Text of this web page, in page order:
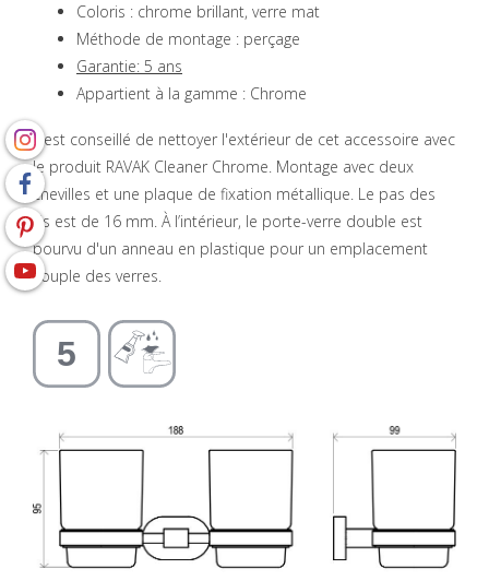
Coloris : chrome brillant, verre mat
Méthode de montage : perçage
Garantie: 5 ans
Appartient à la gamme : Chrome
Il est conseillé de nettoyer l'extérieur de cet accessoire avec
le produit RAVAK Cleaner Chrome. Montage avec deux
chevilles et une plaque de fixation métallique. Le pas des
vis est de 16 mm. À l’intérieur, le porte-verre double est
pourvu d'un anneau en plastique pour un emplacement
souple des verres.